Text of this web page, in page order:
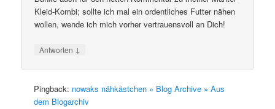
Kleid-Kombi; sollte ich mal ein ordentliches Futter nähen
wollen, wende ich mich vorher vertrauensvoll an Dich!
Antworten ↓
Pingback: nowaks nähkästchen » Blog Archive » Aus
dem Blogarchiv